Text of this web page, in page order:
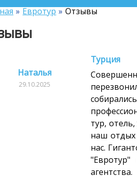
Евротур Отзывы
Наталья
29.10.2025
Турция
тур,
наш отдых
нас.
"Евротур"
агентства.